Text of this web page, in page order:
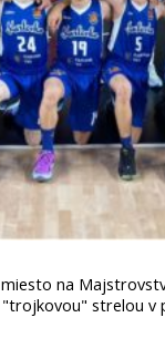
na
strelou v